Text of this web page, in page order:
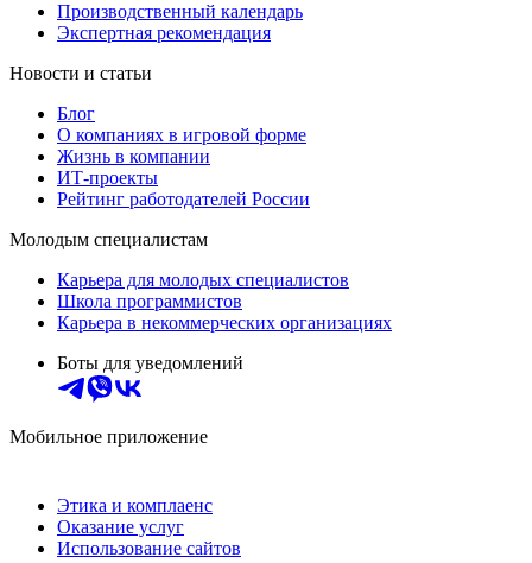
Производственный календарь
Экспертная рекомендация
Новости и статьи
Блог
О компаниях в игровой форме
Жизнь в компании
ИТ-проекты
Рейтинг работодателей России
Молодым специалистам
Карьера для молодых специалистов
Школа программистов
Карьера в некоммерческих организациях
Боты для уведомлений
Мобильное приложение
Этика и комплаенс
Оказание услуг
Использование сайтов